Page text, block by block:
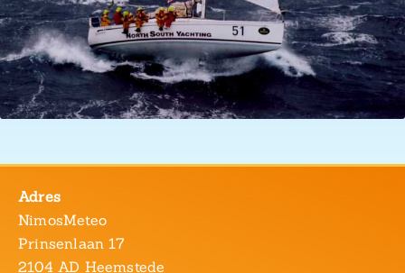
Adres
NimosMeteo
Prinsenlaan 17
2104 AD Heemstede